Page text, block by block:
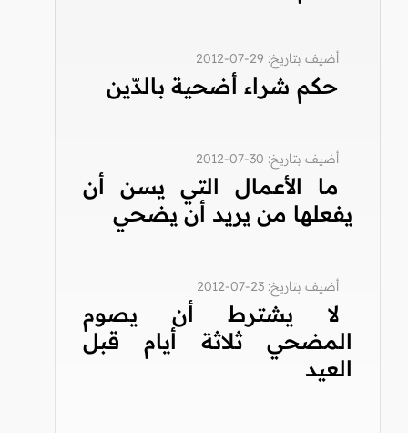
أضيف بتاريخ: 29-07-2012
حكم شراء أضحية بالدّين
أضيف بتاريخ: 30-07-2012
ما الأعمال التي يسن أن
يفعلها من يريد أن يضحي
أضيف بتاريخ: 23-07-2012
لا يشترط أن يصوم
المضحي ثلاثة أيام قبل
العيد